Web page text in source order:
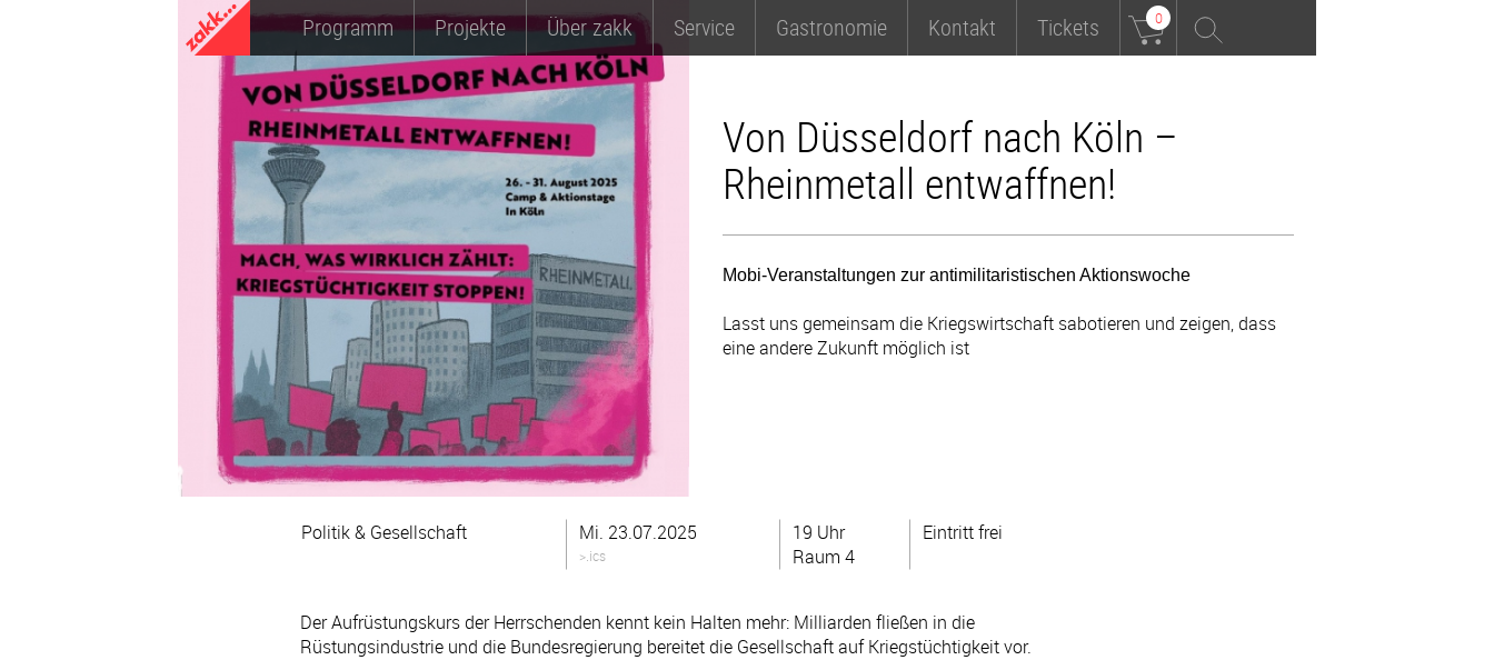
Programm Projekte Über zakk Service Gastronomie Kontakt Tickets 0
Von Düsseldorf nach Köln –
Rheinmetall entwaffnen!
Mobi-Veranstaltungen zur antimilitaristischen Aktionswoche
Lasst uns gemeinsam die Kriegswirtschaft sabotieren und zeigen, dass
eine andere Zukunft möglich ist
Politik & Gesellschaft Mi. 23.07.2025
>.ics
19 Uhr
Raum 4
Eintritt frei
Der Aufrüstungskurs der Herrschenden kennt kein Halten mehr: Milliarden fließen in die
Rüstungsindustrie und die Bundesregierung bereitet die Gesellschaft auf Kriegstüchtigkeit vor.